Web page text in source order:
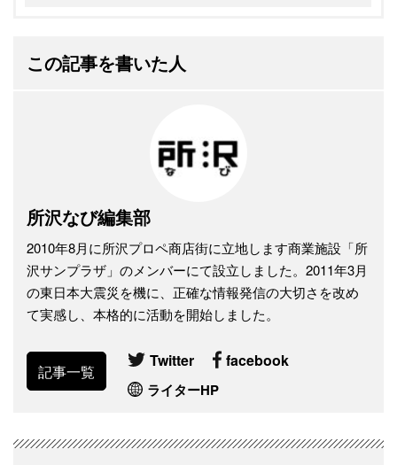
この記事を書いた人
所沢なび編集部
2010年8月に所沢プロペ商店街に立地します商業施設「所
沢サンプラザ」のメンバーにて設立しました。2011年3月
の東日本大震災を機に、正確な情報発信の大切さを改め
て実感し、本格的に活動を開始しました。
記事一覧
Twitter facebook
ライターHP